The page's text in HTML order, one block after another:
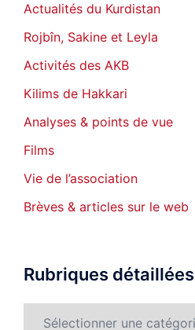
Actualités du Kurdistan
Rojbîn, Sakine et Leyla
Activités des AKB
Kilims de Hakkari
Analyses & points de vue
Films
Vie de l’association
Brèves & articles sur le web
Rubriques détaillées